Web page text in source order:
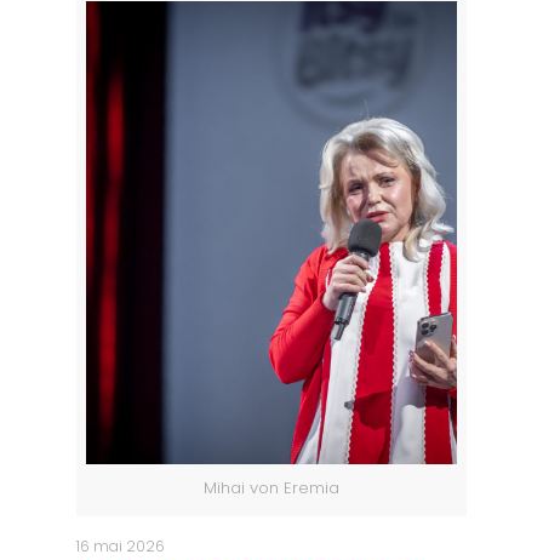
Mihai von Eremia
16 mai 2026